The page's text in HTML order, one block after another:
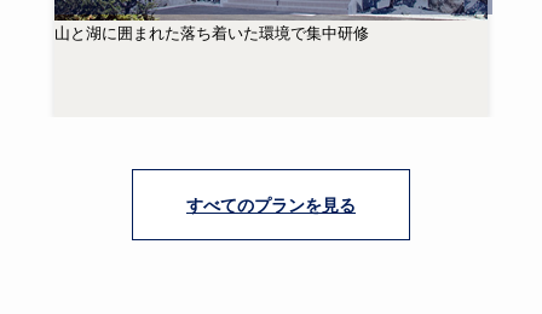
山と湖に囲まれた落ち着いた環境で集中研修
すべてのプランを見る